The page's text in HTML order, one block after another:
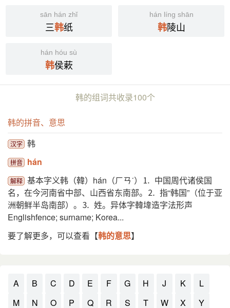
sān hán zhǐ
三韩纸
hán líng shān
韩陵山
hán hóu sù
韩侯蔌
韩的组词共收录100个
韩的拼音、意思
汉字 韩
拼音 hán
解释 基本字义韩（韓）hán（ㄏㄢˊ）⒈ 中国周代诸侯国
名，在今河南省中部、山西省东南部。⒉ 指“韩国”（位于亚
洲朝鲜半岛南部）。⒊ 姓。异体字韓㙔造字法形声
Englishfence; surname; Korea...
要了解更多，可以查看【韩的意思】
A B C D E F G H J K
L
M
N O P Q R S T W X Y